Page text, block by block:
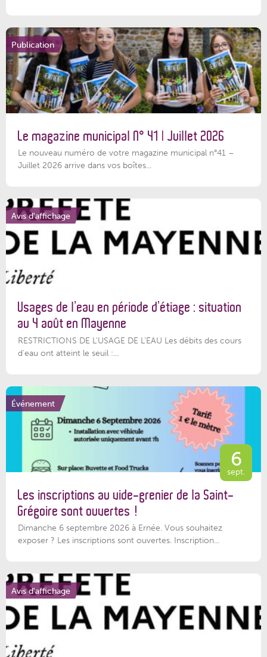
Publication
Le magazine municipal N° 41 | Juillet 2026
Le nouveau numéro de votre magazine municipal n°41 –
Juillet 2026 arrive dans vos boîtes...
Avis d'affichage
Usages de l’eau en période d’étiage : situation
au 4 août en Mayenne
RESTRICTIONS DE L’USAGE DE L’EAU Les débits des cours
d'eau ont atteint le seuil :...
Événement
6
sept.
Les inscriptions au vide-grenier de la Saint-
Grégoire sont ouvertes !
Dimanche 6 septembre 2026 à Ernée. Vous souhaitez
exposer ? Les inscriptions sont ouvertes. Inscription...
Avis d'affichage